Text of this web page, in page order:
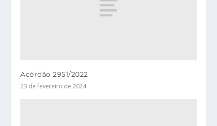
Acórdão 2951/2022
23 de fevereiro de 2024